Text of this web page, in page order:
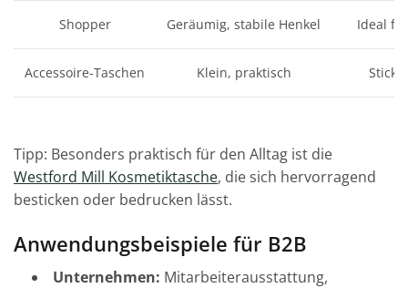
Shopper Geräumig, stabile Henkel Ideal
Accessoire-Taschen Klein, praktisch Stick
Tipp: Besonders praktisch für den Alltag ist die
Westford Mill Kosmetiktasche, die sich hervorragend
besticken oder bedrucken lässt.
Anwendungsbeispiele für B2B
Unternehmen: Mitarbeiterausstattung,